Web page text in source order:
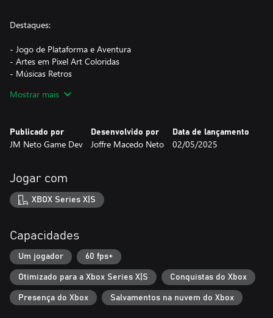
Destaques:
- Jogo de Plataforma e Aventura
- Artes em Pixel Art Coloridas
- Músicas Retros
Mostrar mais
Publicado por
JM Neto Game Dev
Desenvolvido por
Joffre Macedo Neto
Data de lançamento
02/05/2025
Jogar com
XBOX Series X|S
Capacidades
Um jogador 60 fps+
Otimizado para a Xbox Series X|S Conquistas do Xbox
Presença do Xbox Salvamentos na nuvem do Xbox